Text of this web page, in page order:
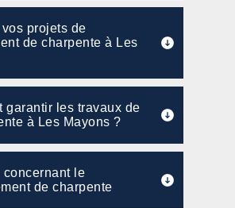
projets de
de charpente à Les
garantir les travaux de
à Les Mayons ?
concernant le
de charpente